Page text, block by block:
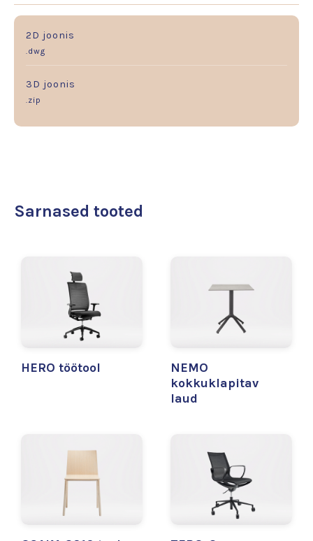
2D joonis
.dwg
3D joonis
.zip
Sarnased tooted
HERO töötool
NEMO
kokkuklapitav
laud